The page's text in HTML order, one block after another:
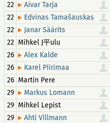
22
Aivar Tarja
22
Edvinas Tamašauskas
22
Janar Säärits
22 Mihkel J平ulu
26
Alex Kalde
26
Karel Piirimaa
26 Martin Pere
29
Markus Lomann
29 Mihkel Lepist
29
Ahti Villmann